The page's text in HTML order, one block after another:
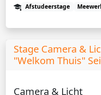
Afstudeerstage
Stage Camera &
"Welkom Thuis"
Camera & Licht